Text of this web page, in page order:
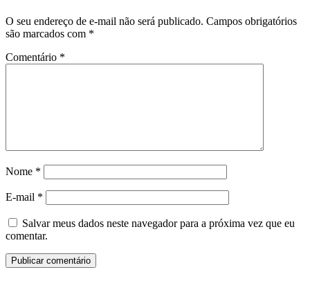
O seu endereço de e-mail não será publicado. Campos obrigatórios
são marcados com *
Comentário *
Nome *
E-mail *
Salvar meus dados neste navegador para a próxima vez que eu
comentar.